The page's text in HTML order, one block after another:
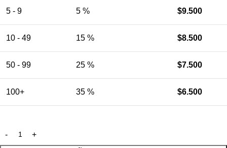
5 - 9 5 % $9.500
10 - 49 15 % $8.500
50 - 99 25 % $7.500
100+ 35 % $6.500